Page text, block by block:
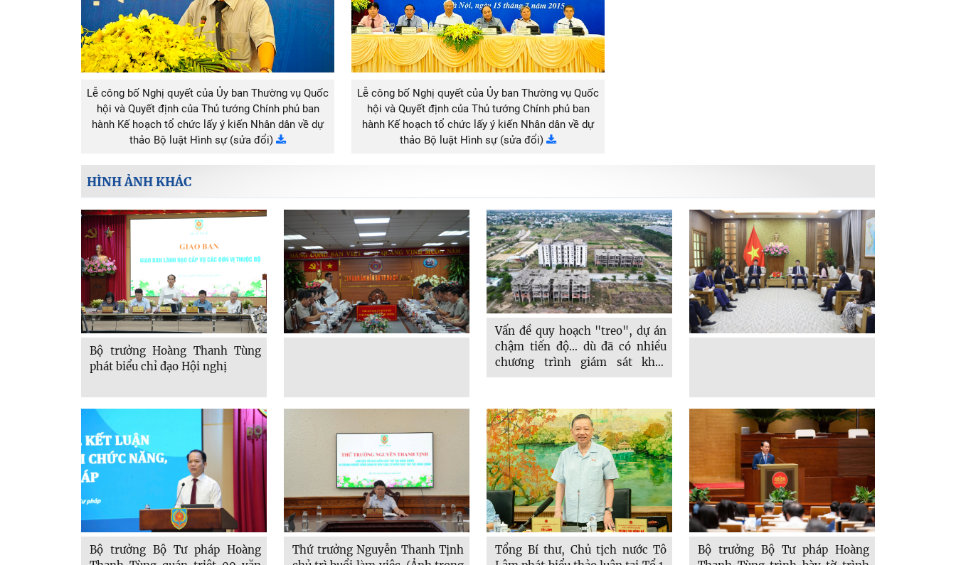
Lễ công bố Nghị quyết của Ủy ban Thường vụ Quốc
hội và Quyết định của Thủ tướng Chính phủ ban
hành Kế hoạch tổ chức lấy ý kiến Nhân dân về dự
thảo Bộ luật Hình sự (sửa đổi)
Lễ công bố Nghị quyết của Ủy ban Thường vụ Quốc
hội và Quyết định của Thủ tướng Chính phủ ban
hành Kế hoạch tổ chức lấy ý kiến Nhân dân về dự
thảo Bộ luật Hình sự (sửa đổi)
HÌNH ẢNH KHÁC
Bộ trưởng Hoàng Thanh Tùng
phát biểu chỉ đạo Hội nghị
Vấn đề quy hoạch "treo", dự án
chậm tiến độ… dù đã có nhiều
chương trình giám sát khác
nhau, nhưng ở không ít nơi,
quyền lợi bị “treo” theo dự án.
(Ảnh minh họa: Nguyễn Thành)
Bộ trưởng Bộ Tư pháp Hoàng
Thứ trưởng Nguyễn Thanh Tịnh
Tổng Bí thư, Chủ tịch nước Tô
Bộ trưởng Bộ Tư pháp Hoàng